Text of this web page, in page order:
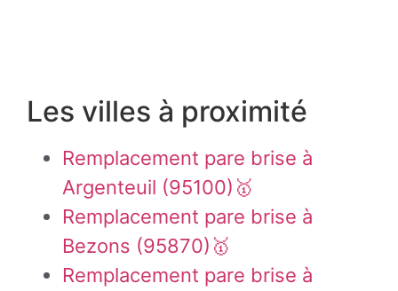
Les villes à proximité
Remplacement pare brise à
Argenteuil (95100)🥇
Remplacement pare brise à
Bezons (95870)🥇
Remplacement pare brise à